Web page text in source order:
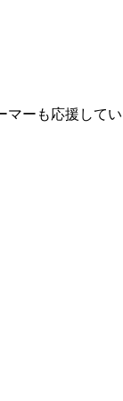
マーも応援して